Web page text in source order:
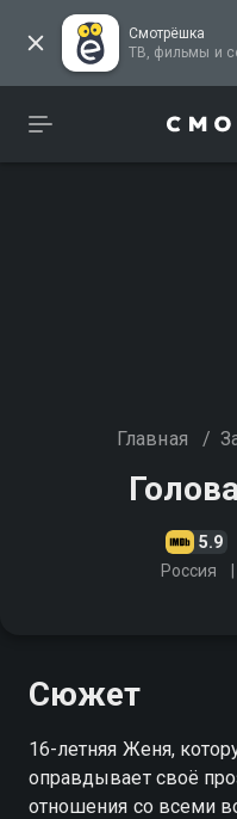
Смотрёшка
Главная /
5.9
Россия
Сюжет
16-летняя Женя,
оправдывает своё
отношения со всеми